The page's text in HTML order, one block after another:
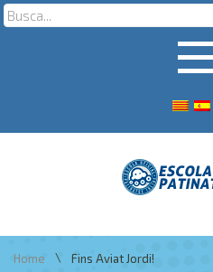
Home \ Fins Aviat Jordi!